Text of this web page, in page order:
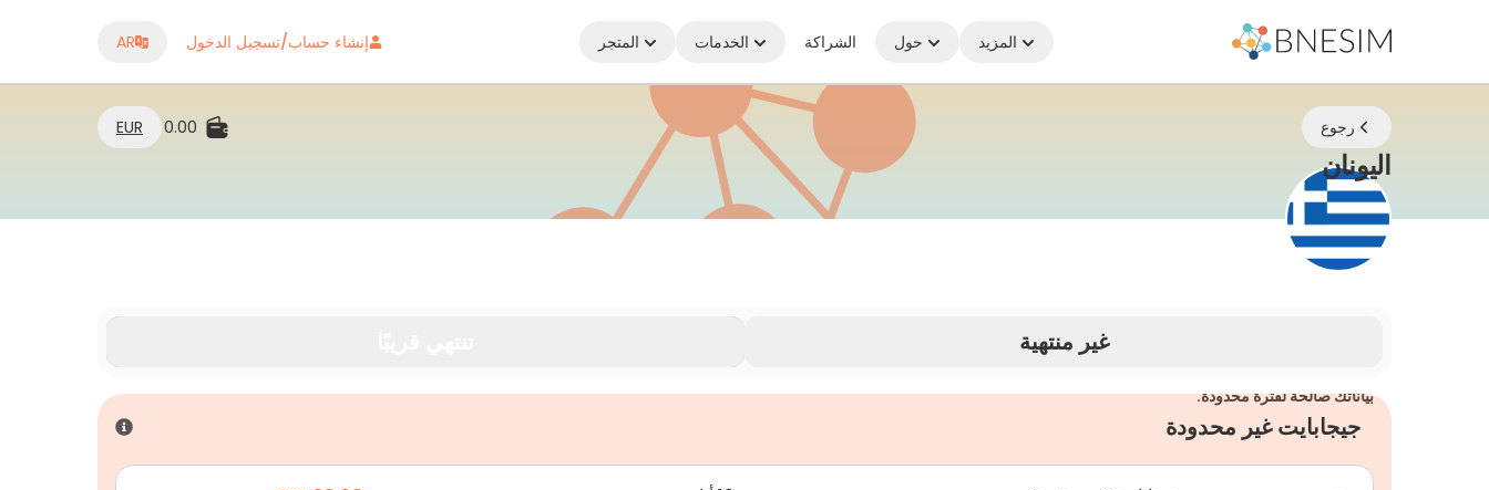
المتجر الخدمات الشراكة حول المزيد إنشاء حساب/تسجيل الدخول AR
رجوع 0.00
EUR
اليونانeSIM | ابقَ متصلاً أينما كنت
غير منتهية
بياناتك صالحة لفترة محدودة.
جيجابايت غير محدودة